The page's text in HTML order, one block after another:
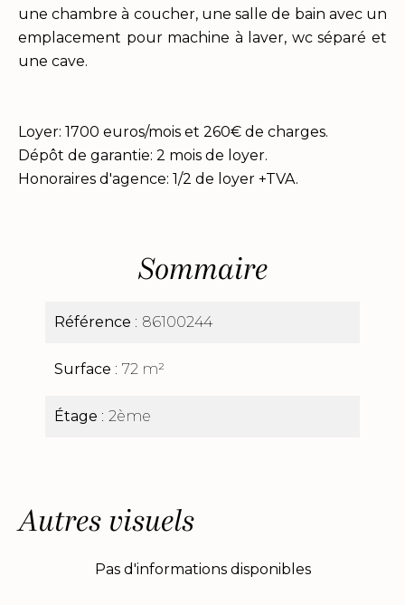
une chambre à coucher, une salle de bain avec un
emplacement pour machine à laver, wc séparé et
une cave.
Loyer: 1700 euros/mois et 260€ de charges.
Dépôt de garantie: 2 mois de loyer.
Honoraires d'agence: 1/2 de loyer +TVA.
Sommaire
Référence 86100244
Surface 72 m²
Étage 2ème
Autres visuels
Pas d'informations disponibles